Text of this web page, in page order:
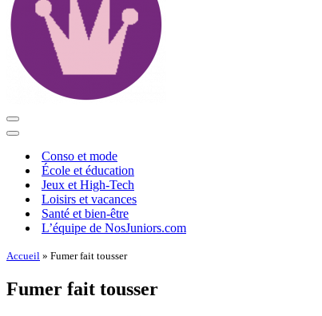
Menu
de
Menu
navigationConso et mode
École et éducation
Jeux et High-Tech
Loisirs et vacances
Santé et bien-être
L’équipe de NosJuniors.com
Accueil » Fumer fait tousser
Fumer fait tousser